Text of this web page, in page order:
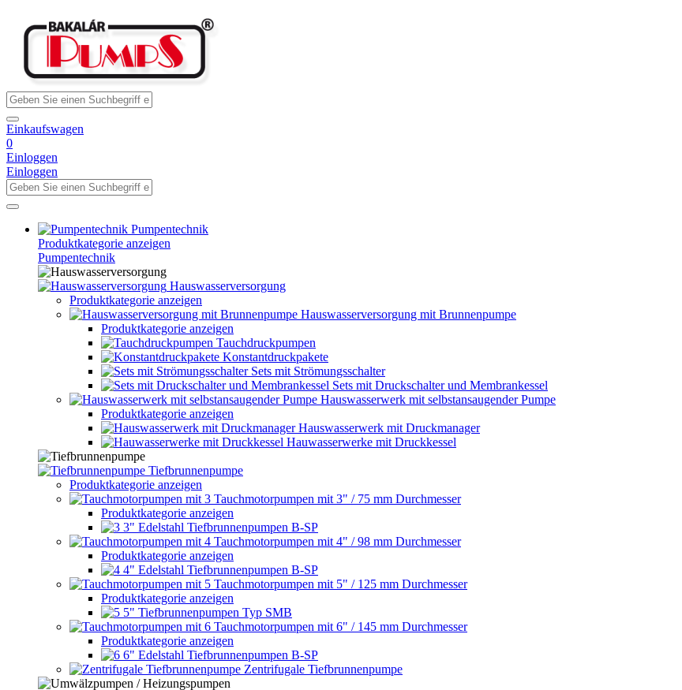
Einkaufswagen
0
Einloggen
Einloggen
Pumpentechnik
Produktkategorie anzeigen
Pumpentechnik
Hauswasserversorgung
Produktkategorie anzeigen
Hauswasserversorgung mit Brunnenpumpe
Produktkategorie anzeigen
Tauchdruckpumpen
Konstantdruckpakete
Sets mit Strömungsschalter
Sets mit Druckschalter und Membrankessel
Hauswasserwerk mit selbstansaugender Pumpe
Produktkategorie anzeigen
Hauswasserwerk mit Druckmanager
Hauwasserwerke mit Druckkessel
Tiefbrunnenpumpe
Produktkategorie anzeigen
Tauchmotorpumpen mit 3" / 75 mm Durchmesser
Produktkategorie anzeigen
3" Edelstahl Tiefbrunnenpumpen B-SP
Tauchmotorpumpen mit 4" / 98 mm Durchmesser
Produktkategorie anzeigen
4" Edelstahl Tiefbrunnenpumpen B-SP
Tauchmotorpumpen mit 5" / 125 mm Durchmesser
Produktkategorie anzeigen
5" Tiefbrunnenpumpen Typ SMB
Tauchmotorpumpen mit 6" / 145 mm Durchmesser
Produktkategorie anzeigen
6" Edelstahl Tiefbrunnenpumpen B-SP
Zentrifugale Tiefbrunnenpumpe